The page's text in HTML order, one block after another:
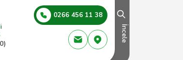
0266 456 11 38
İncele